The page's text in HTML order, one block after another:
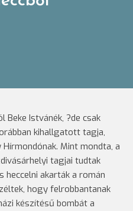
Beke Istvánék, ?de csak
kihallgatott tagja,
Mint mondta, a
tagjai tudtak
akarták a román
hogy felrobbantanak
készítésű bombát a